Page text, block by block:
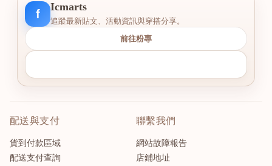
f
Icmarts
追蹤最新貼文、活動資訊與穿搭分享。
前往粉專
配送與支付
貨到付款區域
配送支付查詢
聯繫我們
網站故障報告
店鋪地址